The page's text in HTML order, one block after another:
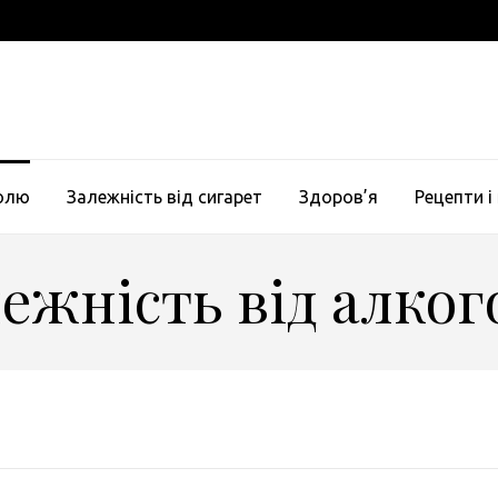
Залежність від сигарет Здоров’я Рецепти
від